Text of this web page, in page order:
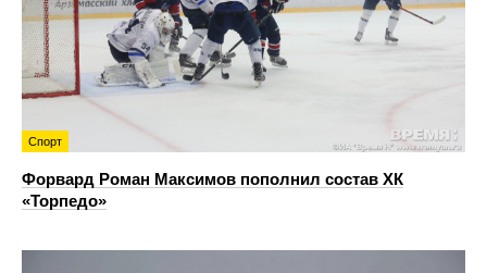
Спорт
Форвард Роман Максимов пополнил состав ХК
«Торпедо»